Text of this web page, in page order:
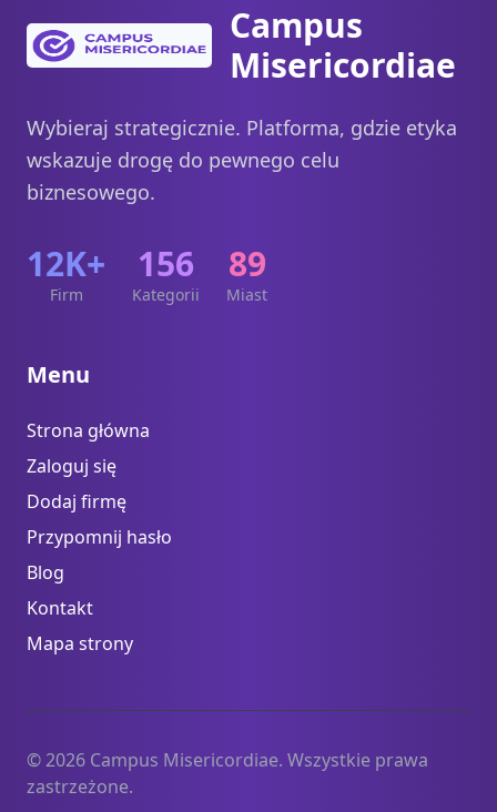
Campus
Misericordiae
Wybieraj strategicznie. Platforma, gdzie etyka
wskazuje drogę do pewnego celu
biznesowego.
12K+
Firm
156
Kategorii
89
Miast
Menu
Strona główna
Zaloguj się
Dodaj firmę
Przypomnij hasło
Blog
Kontakt
Mapa strony
© 2026 Campus Misericordiae. Wszystkie prawa
zastrzeżone.